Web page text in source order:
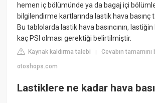
hemen iç bölümünde ya da bagaj içi
bilgilendirme kartlarında lastik hava basınç
Bu tablolarda lastik hava basıncının,
kaç PSI olması gerektiği belirtilmiştir.
Kaynak kaldırma talebi |Cevabın
otoshops.com
Lastiklere ne kadar hava